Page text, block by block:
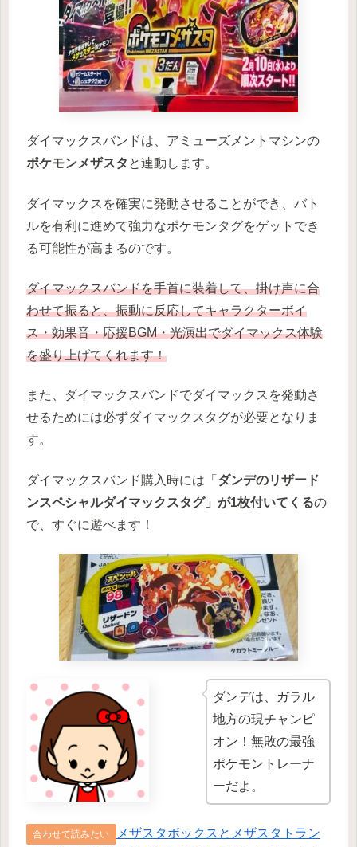
ダイマックスバンドは、アミューズメントマシンの
ポケモンメザスタ と連動します。
ダイマックスを確実に発動させることができ、バト
ルを有利に進めて強力なポケモンタグをゲットでき
る可能性が高まるのです。
ダイマックスバンドを手首に装着して、掛け声に合
わせて振ると、振動に反応してキャラクターボイ
ス・効果音・応援BGM・光演出でダイマックス体験
を盛り上げてくれます！
また、ダイマックスバンドでダイマックスを発動さ
せるためには必ずダイマックスタグが必要となりま
す。
ダイマックスバンド購入時には「 ダンデのリザード
ンスペシャルダイマックスタグ」が1枚付いてくるの
で、すぐに遊べます！
ダンデは、ガラル
地方の現チャンピ
オン！無敗の最強
ポケモントレーナ
ーだよ。
合わせて読みたい
メザスタボックスとメザスタトラン